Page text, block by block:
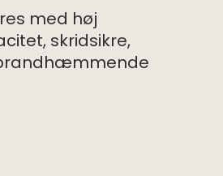
med høj
skridsikre,